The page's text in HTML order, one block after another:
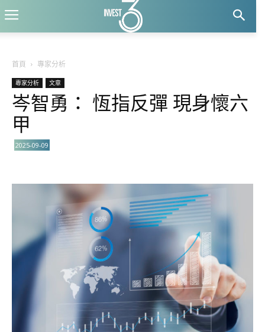
首頁 專家分析
專家分析 文章
岑智勇： 恆指反彈 現身懷六
甲
2025-09-09